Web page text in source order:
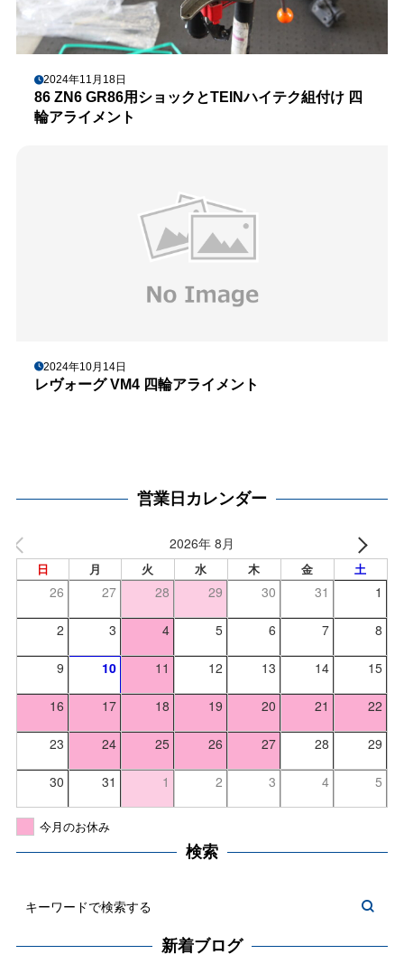
2024年11月18日
86 ZN6 GR86用ショックとTEINハイテク組付け 四
輪アライメント
2024年10月14日
レヴォーグ VM4 四輪アライメント
営業日カレンダー
2026年 8月
日 月 火 水 木 金 土
26 27 28 29 30 31 1
2 3 4 5 6 7 8
9 10 11 12 13 14 15
16 17 18 19 20 21 22
23 24 25 26 27 28 29
30 31 1 2 3 4 5
今月のお休み
検索
新着ブログ